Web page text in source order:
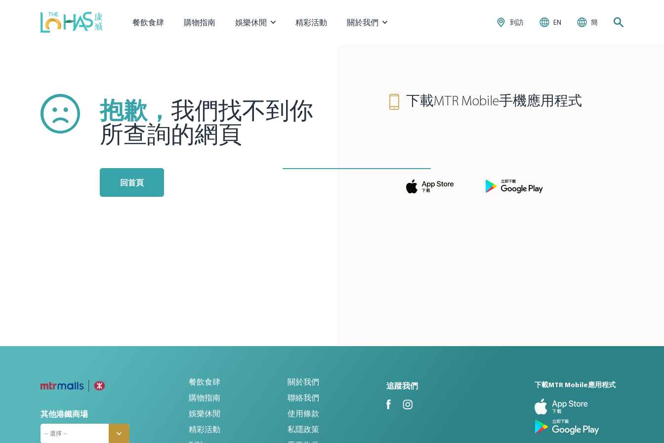
餐飲食肆 購物指南 娛樂休閒 精彩活動 關於我們 到訪 EN 簡
抱歉， 我們找不到你
所查詢的網頁
下載MTR Mobile手機應用程式
回首頁
其他港鐵商場
-- 選擇 --
餐飲食肆
購物指南
娛樂休閒
精彩活動
關於我們
聯絡我們
使用條款
私隱政策
追蹤我們 下載MTR Mobile應用程式